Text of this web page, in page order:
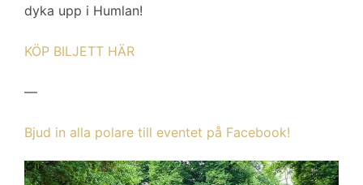
dyka upp i Humlan!
KÖP BILJETT HÄR
—
Bjud in alla polare till eventet på Facebook!